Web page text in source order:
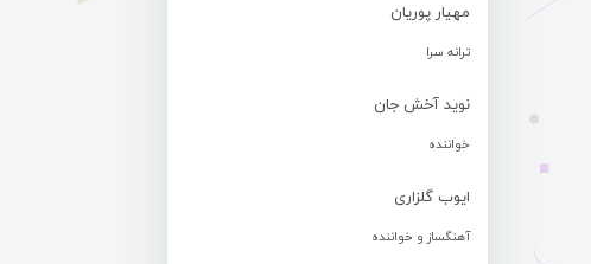
مهیار پوریان
ترانه سرا
نوید آخش جان
خواننده
ایوب گلزاری
آهنگساز و خواننده